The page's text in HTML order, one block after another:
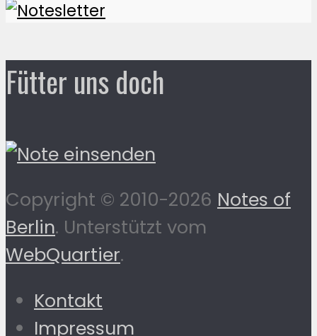
Fütter uns doch
Copyright © 2010-2026 Notes of
Berlin. Unterstützt vom
WebQuartier.
Kontakt
Impressum